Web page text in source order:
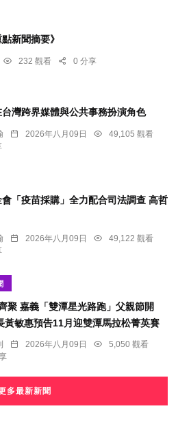
新聞摘要》
232 觀看 0 分享
灣跨界媒體與公共事務扮演角色
2026年八月09日
49,105 觀看
「疫苗採購」全力配合司法調查 高哲
2026年八月09日
49,122 觀看
聚 嘉義「雙潭星光路跑」父親節開
黃敏惠預告11月迎雙潭馬拉松菁英賽
2026年八月09日
5,050 觀看
多最新新聞